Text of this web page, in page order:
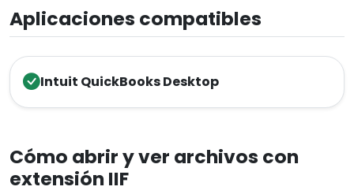
Aplicaciones compatibles
Intuit QuickBooks Desktop
Cómo abrir y ver archivos con
extensión IIF